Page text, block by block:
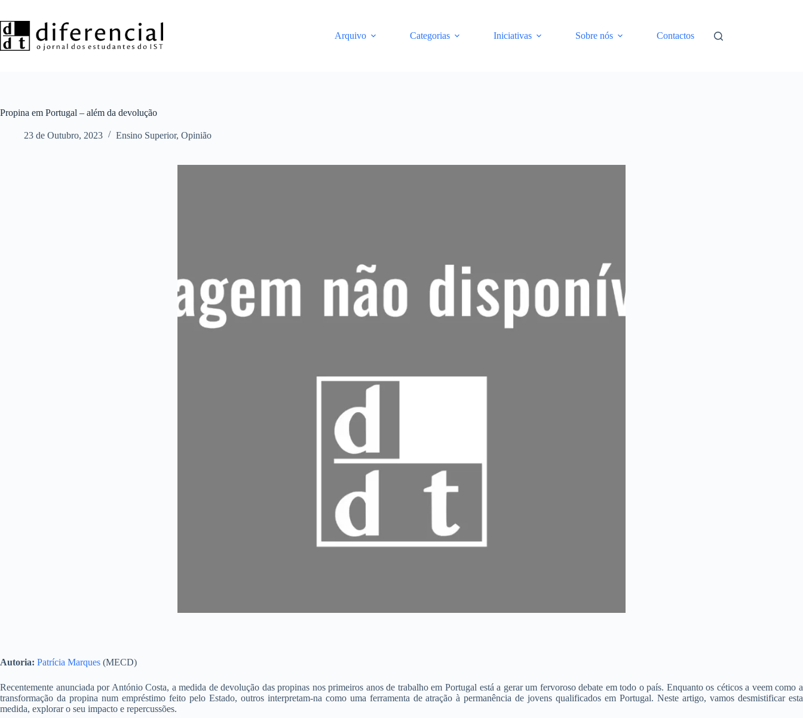
o
conteúdo
Arquivo Categorias Iniciativas Sobre nós Contactos
Propina em Portugal – além da devolução
23 de Outubro, 2023 Ensino Superior, Opinião
Autoria: Patrícia Marques (MECD)
Recentemente anunciada por António Costa, a medida de devolução das propinas nos primeiros anos de trabalho em Portugal está a gerar um fervoroso debate em todo o país. Enquanto os céticos a veem como a
transformação da propina num empréstimo feito pelo Estado, outros interpretam-na como uma ferramenta de atração à permanência de jovens qualificados em Portugal. Neste artigo, vamos desmistificar esta
medida, explorar o seu impacto e repercussões.